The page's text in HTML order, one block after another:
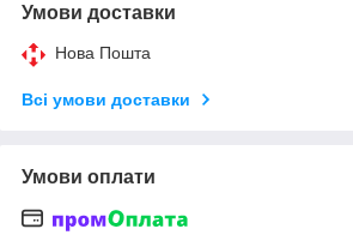
Умови доставки
Нова Пошта
Всі умови доставки
Умови оплати